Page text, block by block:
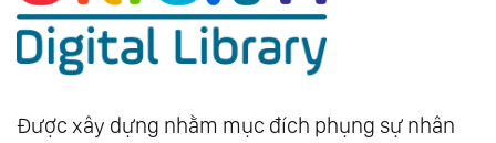
Được xây dựng nhằm mục đích phụng sự nhân